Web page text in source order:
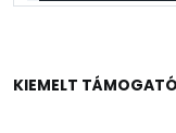
KIEMELT